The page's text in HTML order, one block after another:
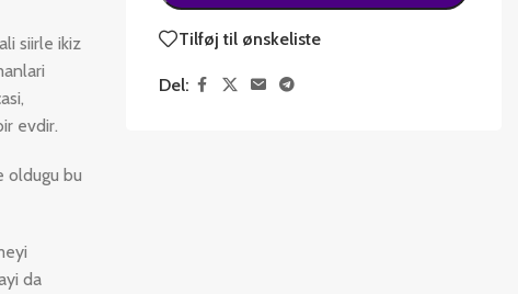
siirle ikiz
evdir.
oldugu bu
da
Tilføj til ønskeliste
Del: